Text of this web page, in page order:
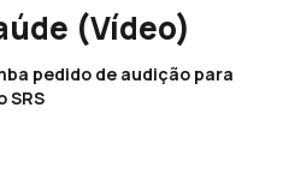
(Vídeo)
pedido de audição para
SRS